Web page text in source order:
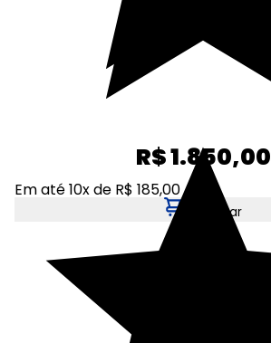
R$ 1.850,00
Em até 10x de R$ 185,00
Adicionar